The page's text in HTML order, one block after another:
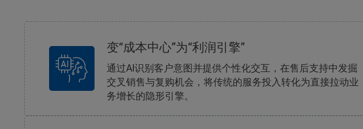
变“成本中心”为“利润引擎”
通过AI识别客户意图并提供个性化交互，在售后支持中发掘
交叉销售与复购机会，将传统的服务投入转化为直接拉动业
务增长的隐形引擎。